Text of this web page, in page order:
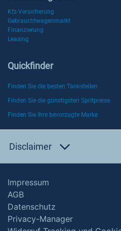
Kfz-Versicherung
Gebrauchtwagenmarkt
Finanzierung
Leasing
Quickfinder
Finden Sie die besten Tankstellen
Finden Sie die günstigsten Spritpreise
Finden Sie Ihre bevorzugte Marke
Disclaimer
Impressum
AGB
Datenschutz
Privacy-Manager